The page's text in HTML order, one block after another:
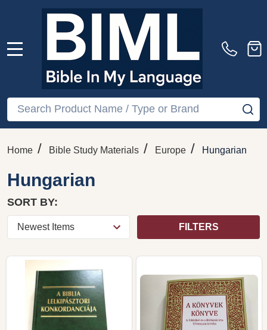
Search
Home / Bible Study Materials / Europe / Hungarian
Hungarian
SORT BY:
FILTERS